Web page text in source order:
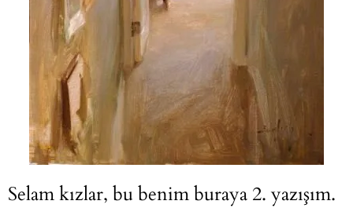
Selam kızlar, bu benim buraya 2. yazışım.